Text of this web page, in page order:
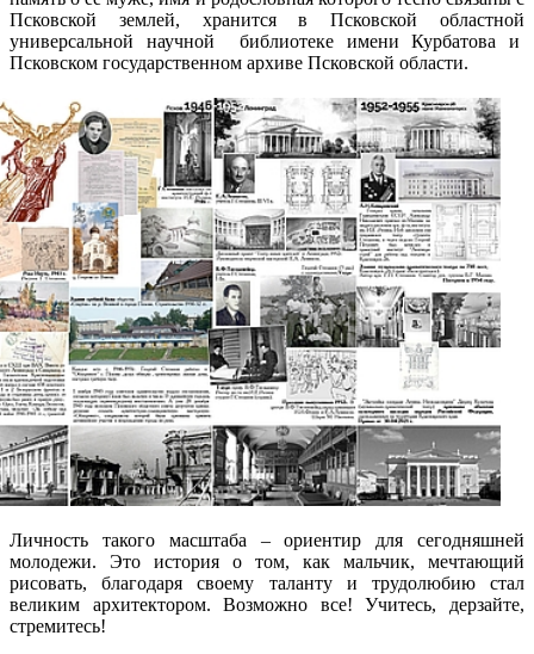
Псковской землей, хранится в Псковской областной
универсальной научной библиотеке имени Курбатова и
Псковском государственном архиве Псковской области.
Личность такого масштаба – ориентир для сегодняшней
молодежи. Это история о том, как мальчик, мечтающий
рисовать, благодаря своему таланту и трудолюбию стал
великим архитектором. Возможно все! Учитесь, дерзайте,
стремитесь!